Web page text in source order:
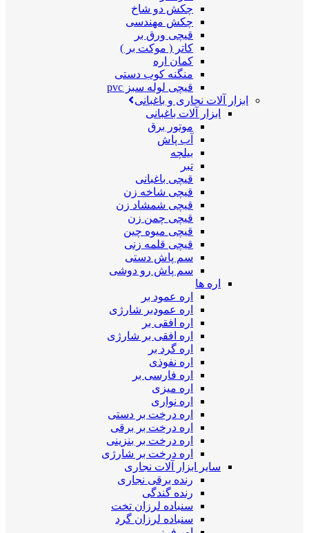
چکش دو شاخ
چکش مهندسی
قیچی ورق بر
کاتر ( موکت بر )
کمان اره
منگنه کوب دستی
قیچی لوله سبز pvc
ابزار آلات نجاری و باغبانی
ابزار آلات باغبانی
موتور برق
آب پاش
بیلچه
تبر
قیچی باغبانی
قیچی شاخه زن
قیچی شمشاد زن
قیچی چمن زن
قیچی میوه چین
قیچی قلمه زنی
سم پاش دستی
سم پاش رو دوشی
اره ها
اره عمود بر
اره عمودبر شارژی
اره افقی بر
اره افقی بر شارژی
اره گرد بر
اره نفوذی
اره فارسی بر
اره میزی
اره نواری
اره درخت بر دستی
اره درخت بر برقی
اره درخت بر بنزینی
اره درخت بر شارژی
سایر ابزار آلات نجاری
رنده برقی نجاری
رنده گندگی
سنباده لرزان تخت
سنباده لرزان گرد